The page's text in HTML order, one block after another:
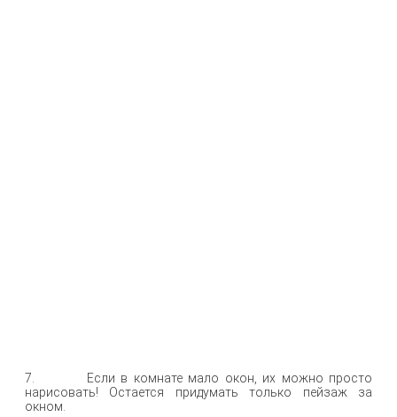
7. Если в комнате мало окон, их можно просто
нарисовать! Остается придумать только пейзаж за
окном.